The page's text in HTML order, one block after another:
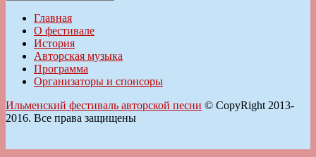
Главная
О фестивале
История
Авторская музыка
Программа
Организаторы и спонсоры
Ильменский фестиваль авторской песни © CopyRight 2013-
2016. Все права защищены